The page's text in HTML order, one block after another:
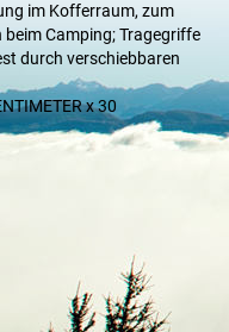
im Kofferraum, zum
Camping; Tragegriffe
durch verschiebbaren
x 30